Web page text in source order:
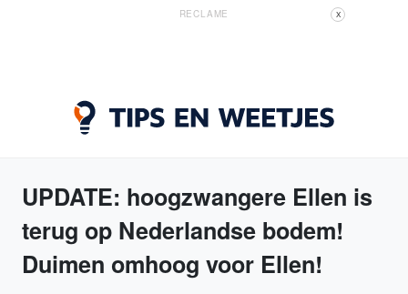
RECLAME X
UPDATE: hoogzwangere Ellen is
terug op Nederlandse bodem!
Duimen omhoog voor Ellen!